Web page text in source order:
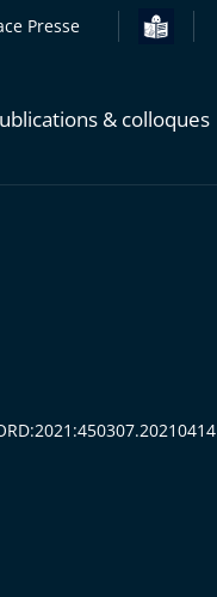
Presse
& colloques